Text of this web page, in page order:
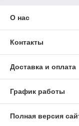
О нас
Контакты
Доставка и оплата
График работы
Полная версия